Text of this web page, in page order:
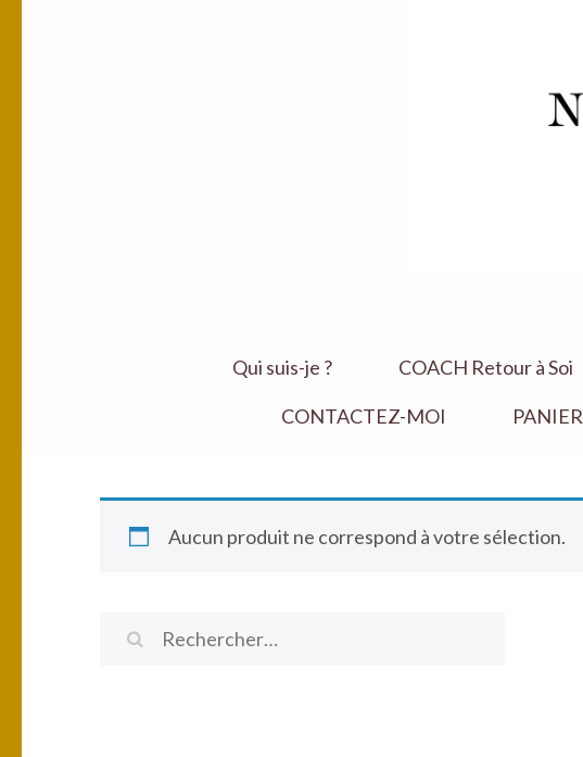
Qui suis-je ? COACH Retour à Soi
CONTACTEZ-MOI PANIER
Aucun produit ne correspond à votre sélection.
Rechercher :